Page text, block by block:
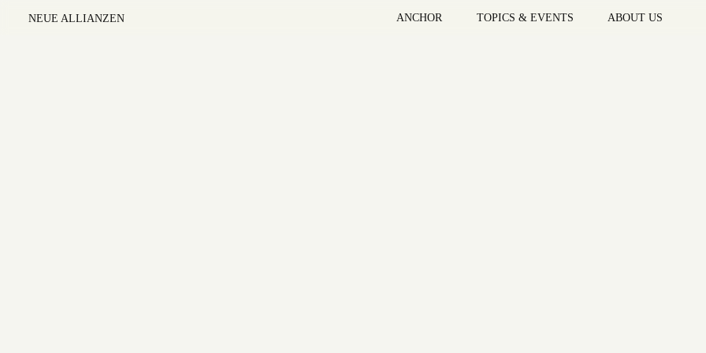
NEUE ALLIANZEN ANCHOR TOPICS & EVENTS ABOUT US